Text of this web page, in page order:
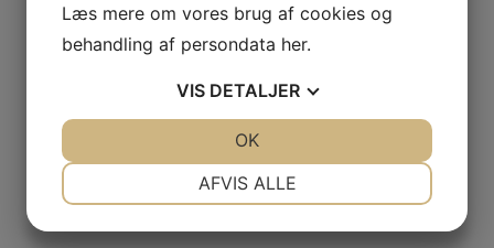
TILBEHØR
OPVASKEMASKINE OG VASKEMASKINE SALT 1KG
TILBEHØR
Læs mere om vores brug af cookies og
behandling af persondata her.
VIS DETALJER
AFVIS ALLE
OK